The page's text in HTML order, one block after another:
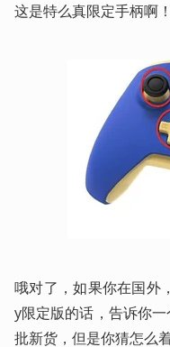
这是特么真限定手柄啊
哦对了，如果你在国外
y限定版的话，告诉你
批新货，但是你猜怎么